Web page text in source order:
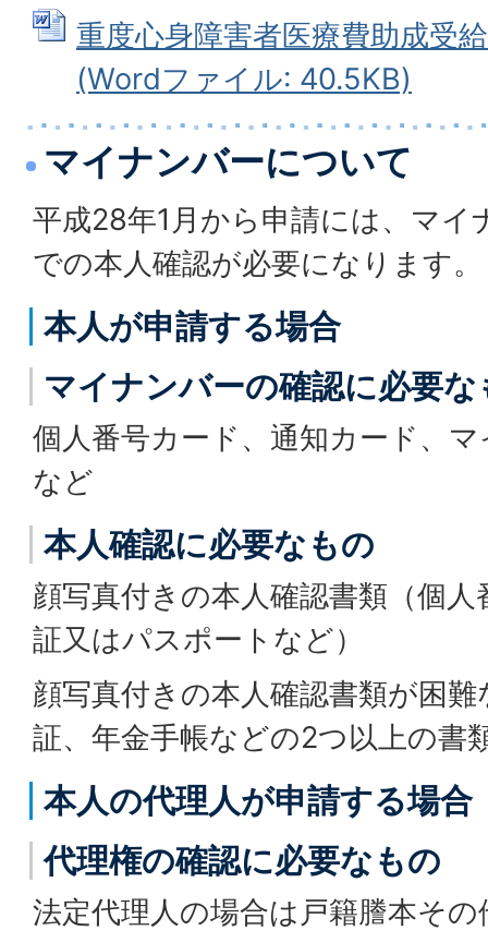
重度心身障害者医療費助成受
(Wordファイル: 40.5KB)
マイナンバーについて
平成28年1月から申請には、マイ
での本人確認が必要になります。
本人が申請する場合
マイナンバーの確認に必要な
個人番号カード、通知カード、
など
本人確認に必要なもの
顔写真付きの本人確認書類（個
証又はパスポートなど）
顔写真付きの本人確認書類が困
証、年金手帳などの2つ以上の書
本人の代理人が申請する場合
代理権の確認に必要なもの
法定代理人の場合は戸籍謄本そ